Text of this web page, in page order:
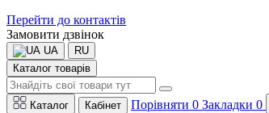
Перейти до контактів
Замовити дзвінок
UA
RU
Каталог товарів
Каталог Кабінет Порівняти 0 Закладки 0